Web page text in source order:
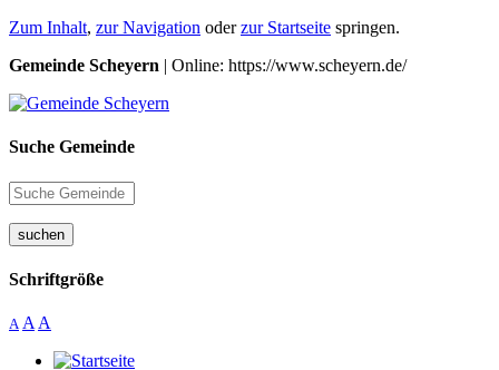
Zum Inhalt, zur Navigation oderzur Startseite springen.
Gemeinde Scheyern | Online: https://www.scheyern.de/
Suche Gemeinde
suchen
Schriftgröße
A A A